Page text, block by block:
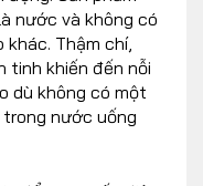
nước và không có
Thậm chí,
tinh khiến đến nỗi
dù không có một
nước uống